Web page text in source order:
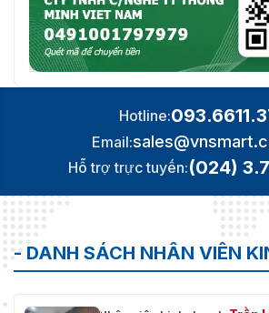
Hotline:
Email:
Hỗ trợ trực tuyến:(024)
- DANH SÁCH NHÂN VIÊN